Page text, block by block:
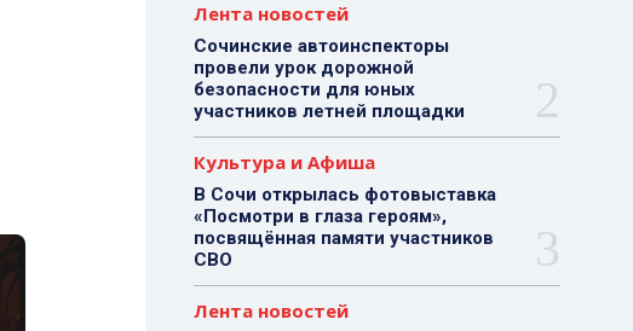
Лента новостей
Сочинские автоинспекторы
провели урок дорожной
безопасности для юных
участников летней площадки
Культура и Афиша
В Сочи открылась фотовыставка
«Посмотри в глаза героям»,
посвящённая памяти участников
СВО
Лента новостей